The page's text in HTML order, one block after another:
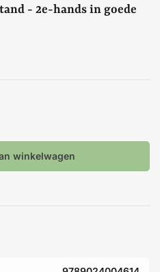
- 2e-hands in goede
winkelwagen